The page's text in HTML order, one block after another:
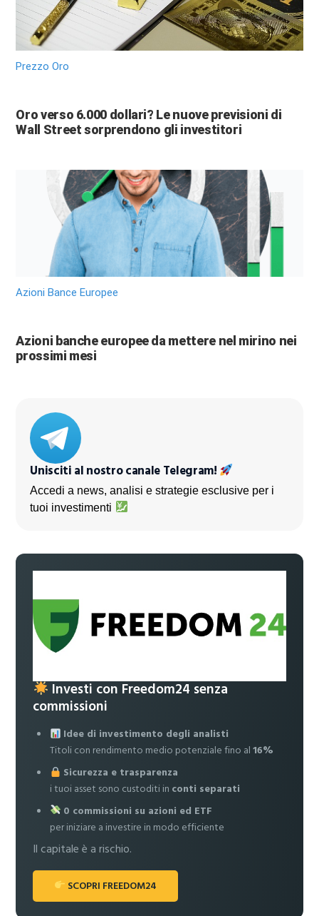
Prezzo Oro
Oro verso 6.000 dollari? Le nuove previsioni di
Wall Street sorprendono gli investitori
Azioni Bance Europee
Azioni banche europee da mettere nel mirino nei
prossimi mesi
Unisciti al nostro canale Telegram!
Accedi a news, analisi e strategie esclusive per i
tuoi investimenti
Investi con Freedom24 senza
commissioni
Idee di investimento degli analisti
Titoli con rendimento medio potenziale fino al16%
Sicurezza e trasparenza
i tuoi asset sono custoditi in conti separati
0 commissioni su azioni ed ETF
per iniziare a investire in modo efficiente
Il capitale è a rischio.
SCOPRI FREEDOM24